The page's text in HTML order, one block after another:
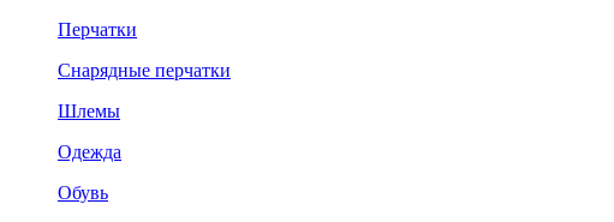
Перчатки
Снарядные перчатки
Шлемы
Одежда
Обувь